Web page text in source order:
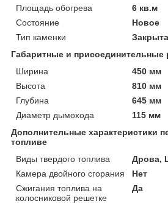
Площадь обогрева
6 кв.м
Состояние
Новое
Тип каменки
Габаритные и присоединительные
Ширина
450 мм
Высота
810 мм
Глубина
645 мм
Диаметр дымохода
115 мм
Дополнительные характеристики
топливе
Виды твердого топлива
Дрова,
Камера двойного сгорания
Нет
Сжигания топлива на
колосниковой решетке
Да